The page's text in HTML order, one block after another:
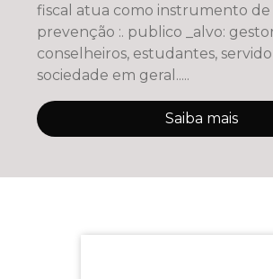
fiscal atua como instrumento
prevenção :. publico _alvo:
conselheiros, estudantes,
sociedade em geral.....
Saiba mais